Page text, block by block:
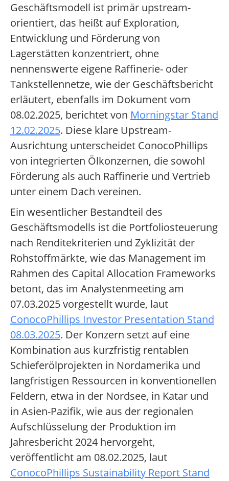
Geschäftsmodell ist primär upstream-
orientiert, das heißt auf Exploration,
Entwicklung und Förderung von
Lagerstätten konzentriert, ohne
nennenswerte eigene Raffinerie- oder
Tankstellennetze, wie der Geschäftsbericht
erläutert, ebenfalls im Dokument vom
08.02.2025, berichtet von Morningstar Stand
12.02.2025. Diese klare Upstream-
Ausrichtung unterscheidet ConocoPhillips
von integrierten Ölkonzernen, die sowohl
Förderung als auch Raffinerie und Vertrieb
unter einem Dach vereinen.
Ein wesentlicher Bestandteil des
Geschäftsmodells ist die Portfoliosteuerung
nach Renditekriterien und Zyklizität der
Rohstoffmärkte, wie das Management im
Rahmen des Capital Allocation Frameworks
betont, das im Analystenmeeting am
07.03.2025 vorgestellt wurde, laut
ConocoPhillips Investor Presentation Stand
08.03.2025. Der Konzern setzt auf eine
Kombination aus kurzfristig rentablen
Schieferölprojekten in Nordamerika und
langfristigen Ressourcen in konventionellen
Feldern, etwa in der Nordsee, in Katar und
in Asien-Pazifik, wie aus der regionalen
Aufschlüsselung der Produktion im
Jahresbericht 2024 hervorgeht,
veröffentlicht am 08.02.2025, laut
ConocoPhillips Sustainability Report Stand